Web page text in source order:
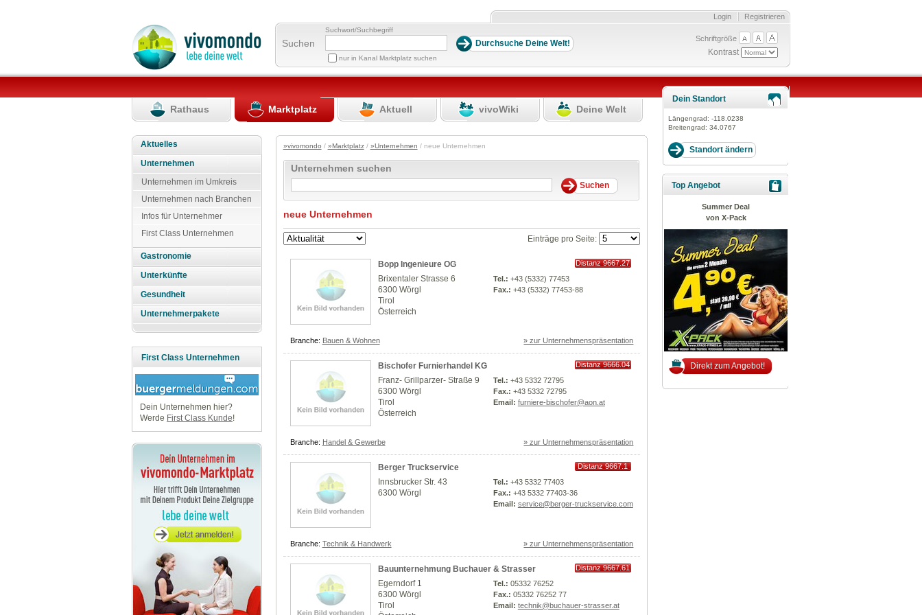
Registrieren
Login
Suchen
Suchwort/Suchbegriff
nur in Kanal Marktplatz suchen
Schriftgröße
Kontrast
Rathaus Marktplatz Aktuell vivoWiki Deine Welt
Aktuelles
Unternehmen
Unternehmen im Umkreis
Unternehmen nach Branchen
Infos für Unternehmer
First Class Unternehmen
Gastronomie
Unterkünfte
Gesundheit
Unternehmerpakete
First Class Unternehmen
Dein Unternehmen hier?
Werde First Class Kunde!
»vivomondo / »Marktplatz/ »Unternehmen / neue Unternehmen
Unternehmen suchen
neue Unternehmen
Einträge pro Seite:
Bopp Ingenieure OG
Distanz 9667.27
Brixentaler Strasse 6
6300 Wörgl
Tirol
Österreich
Tel.: +43 (5332) 77453
Fax.: +43 (5332) 77453-88
Branche: Bauen & Wohnen » zur Unternehmenspräsentation
Bischofer Furnierhandel KG
Distanz 9666.04
Franz- Grillparzer- Straße 9
6300 Wörgl
Tirol
Österreich
Tel.: +43 5332 72795
Fax.: +43 5332 72795
Email: furniere-bischofer@aon.at
Branche: Handel & Gewerbe » zur Unternehmenspräsentation
Berger Truckservice
Distanz 9667.1
Innsbrucker Str. 43
6300 Wörgl
Tel.: +43 5332 77403
Fax.: +43 5332 77403-36
Email: service@berger-truckservice.com
Branche: Technik & Handwerk » zur Unternehmenspräsentation
Bauunternehmung Buchauer & Strasser
Distanz 9667.61
Egerndorf 1
6300 Wörgl
Tirol
Tel.: 05332 76252
Fax.: 05332 76252 77
Email: technik@buchauer-strasser.at
Dein Standort
Längengrad: -118.0238
Breitengrad: 34.0767
Top Angebot
Summer Deal
von X-Pack
Direkt zum Angebot!